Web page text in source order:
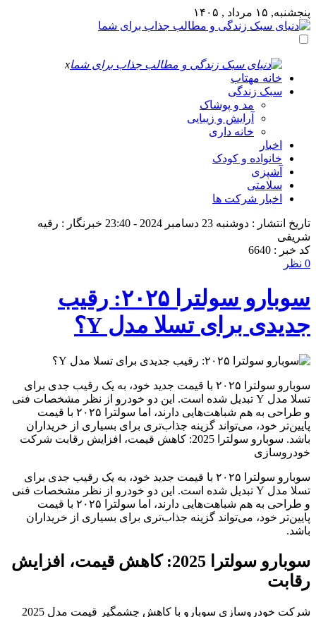
پنجشنبه, ۱۵ مرداد , ۱۴۰۵
x
خانه مهتاب
سبک زندگی
مد و پوشاک
آرایش و زیبایی
خانه داری
اخبار
خانواده و کودک
آشپزی
سلامتی
اخبار شرکت ها
تاریخ انتشار : دوشنبه 23 دسامبر 2024 - 23:40
خبرنگار : رقیه
شریفی
کد خبر : 6640
0 نظر
سوبارو سولترا ۲۰۲۵: رقیب
جدیدی برای تسلا مدل Y؟
سوبارو سولترا ۲۰۲۵ با قیمت جدید خود، به یک رقیب جدی برای
تسلا مدل Y تبدیل شده است. این دو خودرو از نظر مشخصات فنی
و طراحی به هم شباهت‌هایی دارند، اما سولترا ۲۰۲۵ با قیمت
پایین‌تر خود، می‌تواند گزینه جذاب‌تری برای بسیاری از خریداران
باشد. سوبارو سولترا 2025: کاهش قیمت، افزایش رقابت شرکت
خودروسازی
سوبارو سولترا ۲۰۲۵ با قیمت جدید خود، به یک رقیب جدی برای
تسلا مدل Y تبدیل شده است. این دو خودرو از نظر مشخصات فنی
و طراحی به هم شباهت‌هایی دارند، اما سولترا ۲۰۲۵ با قیمت
پایین‌تر خود، می‌تواند گزینه جذاب‌تری برای بسیاری از خریداران
باشد.
سوبارو سولترا 2025: کاهش قیمت، افزایش
رقابت
شرکت خودروسازی سوبارو با کاهش چشمگیر قیمت مدل 2025